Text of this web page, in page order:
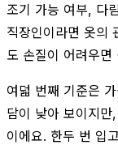
조기 가능 여부, 다
직장인이라면 옷의
도 손질이 어려우면
여덟 번째 기준은
담이 낮아 보이지만
이에요. 한두 번 입